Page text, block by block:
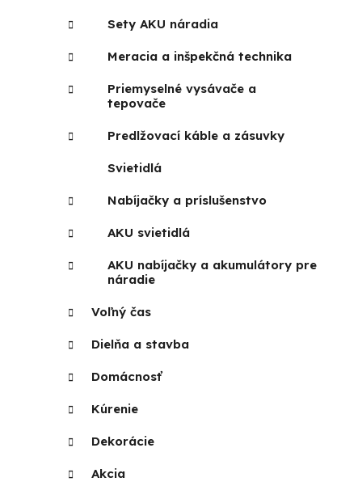
Sety AKU náradia
Meracia a inšpekčná technika
Priemyselné vysávače a
tepovače
Predlžovací káble a zásuvky
Svietidlá
Nabíjačky a príslušenstvo
AKU svietidlá
AKU nabíjačky a akumulátory pre
náradie
Voľný čas
Dielňa a stavba
Domácnosť
Kúrenie
Dekorácie
Akcia